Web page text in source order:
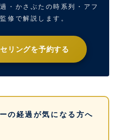
・かさぶたの時系列・アフ
修で解説します。
リングを予約する
の経過が気になる方へ